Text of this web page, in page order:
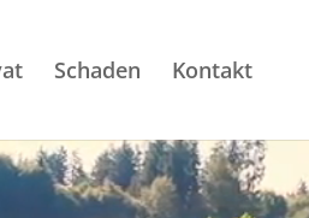
Schaden Kontakt